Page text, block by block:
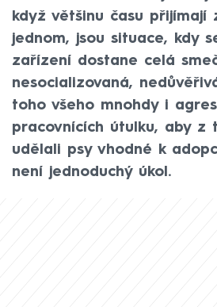
když většinu času přijímají
jednom, jsou situace, kdy
zařízení dostane celá
nesocializovaná,
toho všeho mnohdy i
pracovnících útulku, aby z
udělali psy vhodné k
není jednoduchý úkol.